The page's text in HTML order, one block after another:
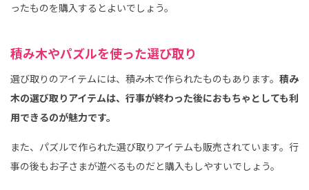
ったものを購入するとよいでしょう。
積み木やパズルを使った選び取り
選び取りのアイテムには、積み木で作られたものもあります。 積み
木の選び取りアイテムは、行事が終わった後におもちゃとしても利
用できるのが魅力です。
また、パズルで作られた選び取りアイテムも販売されています。行
事の後もお子さまが遊べるものだと購入もしやすいでしょう。